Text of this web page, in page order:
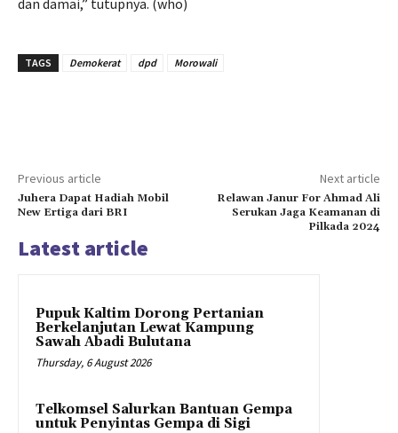
dan damai,” tutupnya. (who)
TAGS Demokerat dpd Morowali
Previous article
Juhera Dapat Hadiah Mobil
New Ertiga dari BRI
Next article
Relawan Janur For Ahmad Ali
Serukan Jaga Keamanan di
Pilkada 2024
Latest article
Pupuk Kaltim Dorong Pertanian
Berkelanjutan Lewat Kampung
Sawah Abadi Bulutana
Thursday, 6 August 2026
Telkomsel Salurkan Bantuan Gempa
untuk Penyintas Gempa di Sigi